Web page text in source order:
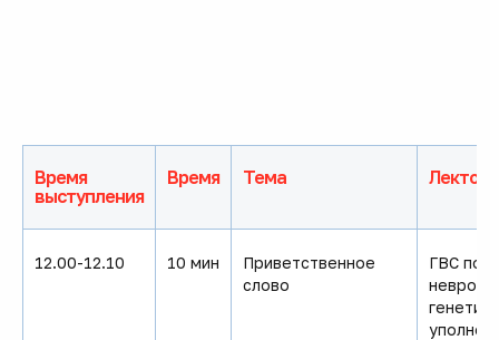
Время
выступления
Время Тема Лектор
12.00-12.10 10 мин
Приветственное
слово
ГВС по